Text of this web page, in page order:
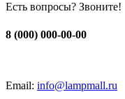
Есть вопросы? Звоните!
8 (000) 000-00-00
Email: info@lampmall.ru